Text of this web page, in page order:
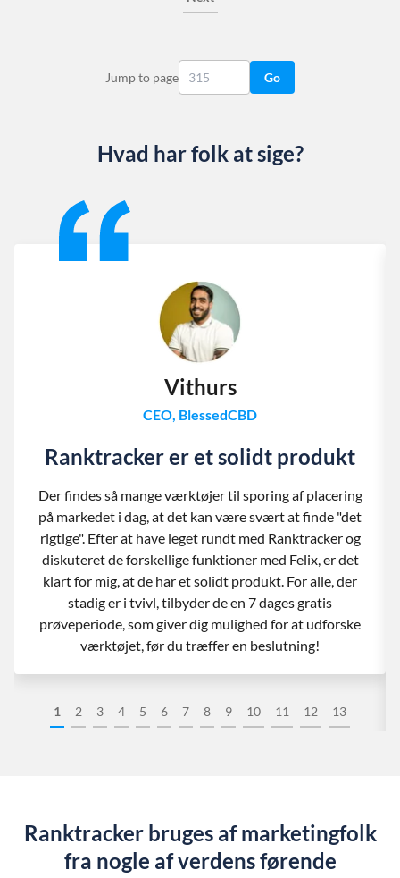
Jump to page Go
Hvad har folk at sige?
1 2 3 4 5 6 7 8 9 10 11 12 13
Vithurs
CEO, BlessedCBD
Ranktracker er et solidt produkt
Der findes så mange værktøjer til sporing af placering
på markedet i dag, at det kan være svært at finde "det
rigtige". Efter at have leget rundt med Ranktracker og
diskuteret de forskellige funktioner med Felix, er det
klart for mig, at de har et solidt produkt. For alle, der
stadig er i tvivl, tilbyder de en 7 dages gratis
prøveperiode, som giver dig mulighed for at udforske
værktøjet, før du træffer en beslutning!
Ranktracker bruges af marketingfolk
fra nogle af verdens førende